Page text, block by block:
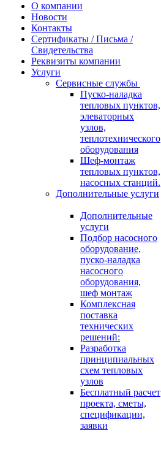
О компании
Новости
Контакты
Сертификаты / Письма /
Свидетельства
Реквизиты компании
Услуги
Сервисные службы
Пуско-наладка
тепловых пунктов,
элеваторных
узлов,
теплотехнического
оборудования
Шеф-монтаж
тепловых пунктов,
насосных станций.
Дополнительные услуги
Дополнительные
услуги
Подбор насосного
оборудование,
пуско-наладка
насосного
оборудования,
шеф монтаж
Комплексная
поставка
технических
решений:
Разработка
принципиальных
схем тепловых
узлов
Бесплатный расчет
проекта, сметы,
спецификации,
заявки